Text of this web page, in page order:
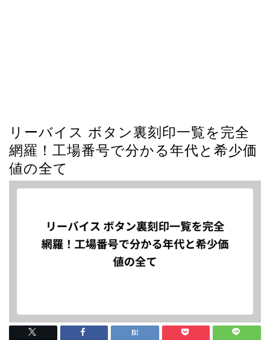
リーバイス ボタン裏刻印一覧を完全
網羅！工場番号で分かる年代と希少価
値の全て